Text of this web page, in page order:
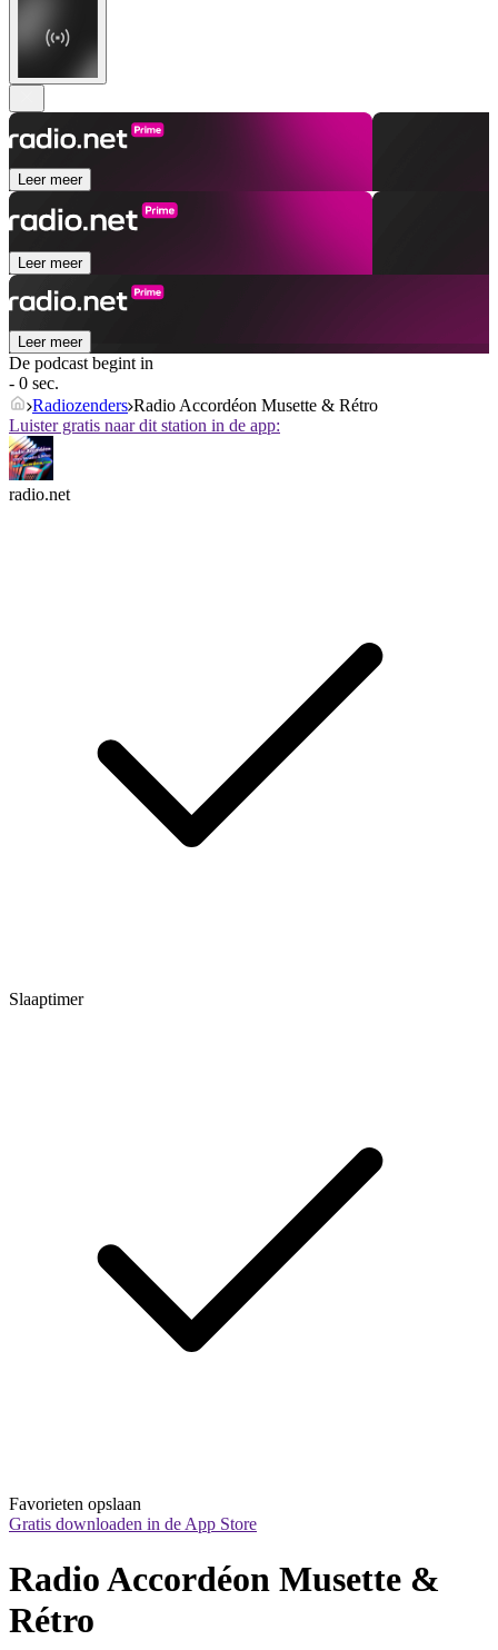
Leer meer
Leer meer
Leer meer
De podcast begint in
- 0 sec.
Radiozenders Radio Accordéon Musette & Rétro
Luister gratis naar dit station in de app:
radio.net
Slaaptimer
Favorieten opslaan
Gratis downloaden in de App Store
Radio Accordéon Musette &
Rétro